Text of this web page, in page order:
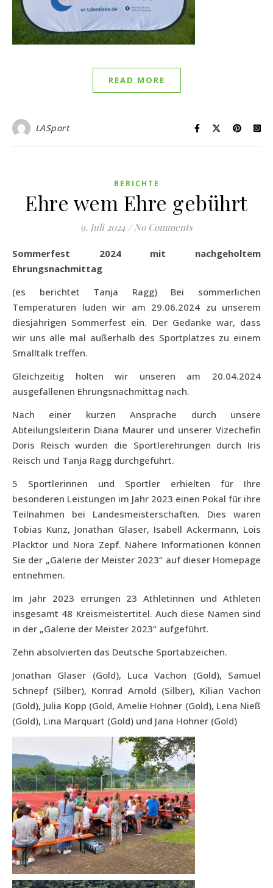
READ MORE
LASport
BERICHTE
Ehre wem Ehre gebührt
9. Juli 2024 / No Comments
Sommerfest 2024 mit nachgeholtem
Ehrungsnachmittag
(es berichtet Tanja Ragg) Bei sommerlichen
Temperaturen luden wir am 29.06.2024 zu unserem
diesjährigen Sommerfest ein. Der Gedanke war, dass
wir uns alle mal außerhalb des Sportplatzes zu einem
Smalltalk treffen.
Gleichzeitig holten wir unseren am 20.04.2024
ausgefallenen Ehrungsnachmittag nach.
Nach einer kurzen Ansprache durch unsere
Abteilungsleiterin Diana Maurer und unserer Vizechefin
Doris Reisch wurden die Sportlerehrungen durch Iris
Reisch und Tanja Ragg durchgeführt.
5 Sportlerinnen und Sportler erhielten für Ihre
besonderen Leistungen im Jahr 2023 einen Pokal für ihre
Teilnahmen bei Landesmeisterschaften. Dies waren
Tobias Kunz, Jonathan Glaser, Isabell Ackermann, Lois
Placktor und Nora Zepf. Nähere Informationen können
Sie der „Galerie der Meister 2023“ auf dieser Homepage
entnehmen.
Im Jahr 2023 errungen 23 Athletinnen und Athleten
insgesamt 48 Kreismeistertitel. Auch diese Namen sind
in der „Galerie der Meister 2023“ aufgeführt.
Zehn absolvierten das Deutsche Sportabzeichen.
Jonathan Glaser (Gold), Luca Vachon (Gold), Samuel
Schnepf (Silber), Konrad Arnold (Silber), Kilian Vachon
(Gold), Julia Kopp (Gold, Amelie Hohner (Gold), Lena Nieß
(Gold), Lina Marquart (Gold) und Jana Hohner (Gold)